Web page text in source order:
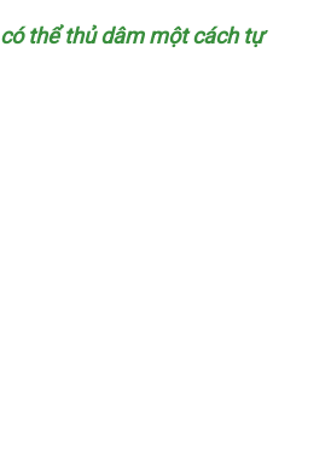
xuất
có thể thủ dâm một cách tự